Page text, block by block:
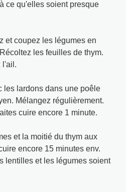
ce qu'elles soient presque
et coupez les légumes en
les feuilles de thym.
l'ail.
les lardons dans une poêle
Mélangez régulièrement.
cuire encore 1 minute.
et la moitié du thym aux
encore 15 minutes env.
lentilles et les légumes soient